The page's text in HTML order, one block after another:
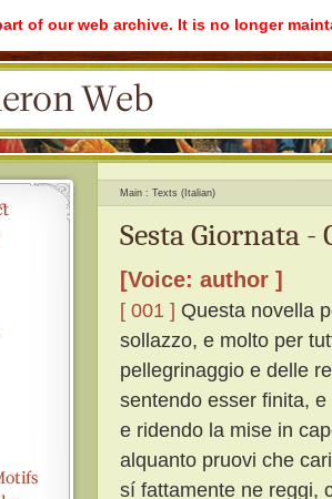
of our web archive. It is no longer
Main Texts (Italian)
Sesta Giornata -
[Voice: author ]
[ 001 ] Questa novella
sollazzo, e molto per
pellegrinaggio e delle
sentendo esser finita,
e ridendo la mise in
alquanto pruovi che
sí fattamente ne reggi,